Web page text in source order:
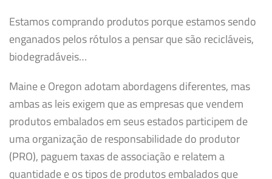
Estamos comprando produtos porque estamos sendo
enganados pelos rótulos a pensar que são recicláveis,
biodegradáveis…
Maine e Oregon adotam abordagens diferentes, mas
ambas as leis exigem que as empresas que vendem
produtos embalados em seus estados participem de
uma organização de responsabilidade do produtor
(PRO), paguem taxas de associação e relatem a
quantidade e os tipos de produtos embalados que